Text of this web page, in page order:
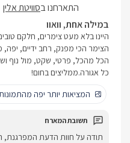
התארחנו בסוויטת אלין
במילה אחת, וואוו
היינו בלא מעט צימרים, חלקם
הצימר הכי מפנק, רחב ידיים, יפה,
הכל מהכל, פרטי, שקט, מול נוף
כל אגורה.ממליצים בחום!
המציאות יותר יפה
תודה על חוות הדעת המפרגנת,